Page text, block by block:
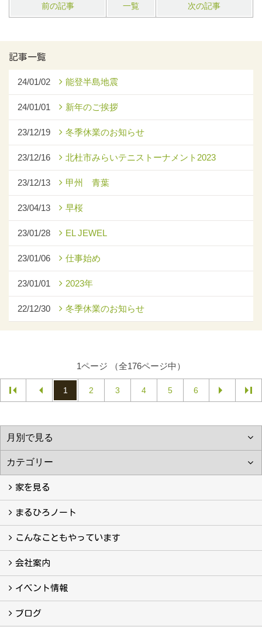
前の記事 一覧 次の記事
記事一覧
24/01/02 能登半島地震
24/01/01 新年のご挨拶
23/12/19 冬季休業のお知らせ
23/12/16 北杜市みらいテニストーナメント2023
23/12/13 甲州 青葉
23/04/13 早桜
23/01/28 EL JEWEL
23/01/06 仕事始め
23/01/01 2023年
22/12/30 冬季休業のお知らせ
1ページ （全176ページ中）
1 2 3 4 5 6
家を見る
フォトギャラリー
現場レポート
完工事例
お客様の声
まるひろノート
真っ直ぐの家づくり
自慢の大工たち
こだわりの自然素材
快適な家のエッセンス
注文住宅ができるまで
こんなこともやっています
こんなこともやっています
会社案内
会社案内
まるひろの人
スタッフ紹介
プライバシーポリシー
イベント情報
イベント予告
イベント報告
ブログ